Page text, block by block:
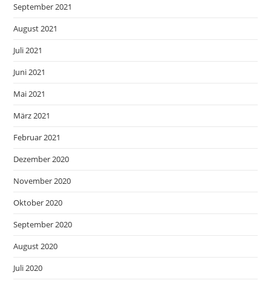
September 2021
August 2021
Juli 2021
Juni 2021
Mai 2021
März 2021
Februar 2021
Dezember 2020
November 2020
Oktober 2020
September 2020
August 2020
Juli 2020